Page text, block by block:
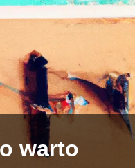
warto